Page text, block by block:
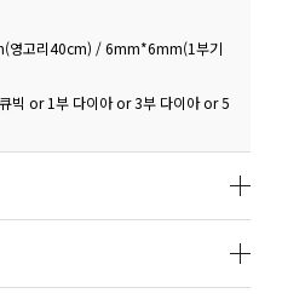
영고리40cm) / 6mm*6mm(1부기
빅 or 1부 다이아 or 3부 다이아 or 5